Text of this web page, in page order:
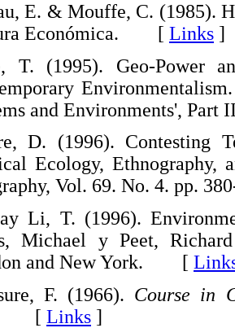
E. & Mouffe, C. (1985).
Económica. [ Links ]
T. (1995). Geo-Power
and Environments',
D. (1996). Contesting
Ecology, Ethnography,
Vol. 69. No. 4. pp.
Li, T. (1996).
Michael y Peet,
and New York. [
F. (1966). Course in
[ Links ]